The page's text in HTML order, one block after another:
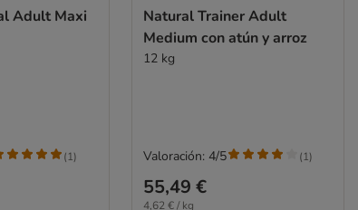
Adult Maxi
(1)
Natural Trainer Adult
Medium con atún y arroz
12 kg
55,49 €
4,62 € / kg
Valoración: 4/5 (1)